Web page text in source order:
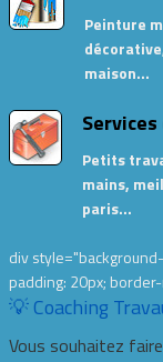
Peinture
maison…
Petits
mains,
paris…
div
padding: 20px;
💡 Coaching
Vous souhaitez